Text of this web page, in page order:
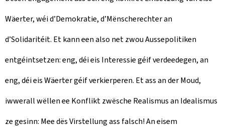
Wäerter, wéi d’Demokratie, d’Mënscherechter an
d’Solidaritéit. Et kann een also net zwou Aussepolitiken
entgéintsetzen: eng, déi eis Interessie géif verdeedegen, an
eng, déi eis Wäerter géif verkierperen. Et ass an der Moud,
iwwerall wëllen ee Konflikt zwësche Realismus an Idealismus
ze gesinn: Mee dës Virstellung ass falsch! An eisem